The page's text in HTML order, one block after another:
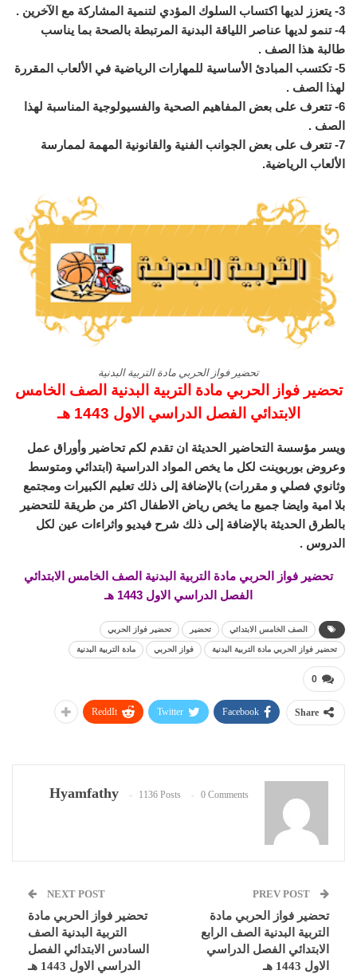
3- يتعزز لديها اكتساب السلوك المؤدي لتنمية المشاركة مع الآخرين .
4- تنمو لديها عناصر اللياقة البدنية المرتبطة بالصحة بما يناسب
طالبة هذا الصف .
5- تكتسب المبادئ الأساسية للمهارات الرياضية في الألعاب المقررة
لهذا الصف .
6- تتعرف على بعض المفاهيم الصحية والفسيولوجية المناسبة لهذا
الصف .
7- تتعرف على بعض الجوانب الفنية والقانونية المهمة لممارسة
الألعاب الرياضية.
تحضير فواز الحربي مادة التربية البدنية
تحضير فواز الحربي مادة التربية البدنية الصف الخامس
الابتدائي الفصل الدراسي الاول 1443 هـ
ويسر مؤسسة التحاضير الحديثة ان تقدم لكم تحاضير وأوراق عمل
وعروض بوربوينت لكل ما يخص المواد الدراسية (ابتدائي ومتوسط
وثانوي فصلي و مقررات) بالإضافة إلى ذلك تعليم الكبيرات ومجتمع
بلا امية وايضا جميع ما يخص رياض الاطفال اكثر من طريقة للتحضير
بالطرق الحديثة بالإضافة إلى ذلك شرح فيديو واثراءات عين لكل
الدروس .
تحضير فواز الحربي مادة التربية البدنية الصف الخامس الابتدائي
الفصل الدراسي الاول 1443 هـ
الصف الخامس الابتدائي تحضير تحضير فواز الحربي
تحضير فواز الحربي مادة التربية البدنية فواز الحربي مادة التربية البدنية
0
Share
Facebook
Twitter
ReddIt
Hyamfathy 1136 Posts 0 Comments
تحضير فواز الحربي مادة
التربية البدنية الصف الرابع
الابتدائي الفصل الدراسي
الاول 1443 هـ
NEXT POST
تحضير فواز الحربي مادة
التربية البدنية الصف
السادس الابتدائي الفصل
الدراسي الاول 1443 هـ